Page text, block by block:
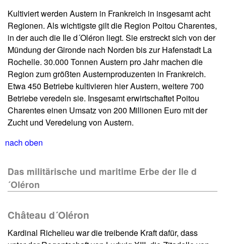
Kultiviert werden Austern in Frankreich in insgesamt acht
Regionen. Als wichtigste gilt die Region Poitou Charentes,
in der auch die Ile d´Oléron liegt. Sie erstreckt sich von der
Mündung der Gironde nach Norden bis zur Hafenstadt La
Rochelle. 30.000 Tonnen Austern pro Jahr machen die
Region zum größten Austernproduzenten in Frankreich.
Etwa 450 Betriebe kultivieren hier Austern, weitere 700
Betriebe veredeln sie. Insgesamt erwirtschaftet Poitou
Charentes einen Umsatz von 200 Millionen Euro mit der
Zucht und Veredelung von Austern.
nach oben
Das militärische und maritime Erbe der Ile d
´Oléron
Château d´Oléron
Kardinal Richelieu war die treibende Kraft dafür, dass